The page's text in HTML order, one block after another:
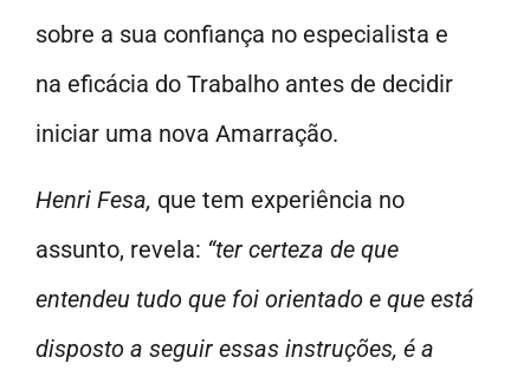
sobre a sua confiança no especialista e
na eficácia do Trabalho antes de decidir
iniciar uma nova Amarração.
Henri Fesa, que tem experiência no
assunto, revela: “ter certeza de que
entendeu tudo que foi orientado e que está
disposto a seguir essas instruções, é a